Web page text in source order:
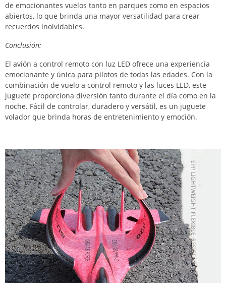
de emocionantes vuelos tanto en parques como en espacios
abiertos, lo que brinda una mayor versatilidad para crear
recuerdos inolvidables.
Conclusión:
El avión a control remoto con luz LED ofrece una experiencia
emocionante y única para pilotos de todas las edades. Con la
combinación de vuelo a control remoto y las luces LED, este
juguete proporciona diversión tanto durante el día como en la
noche. Fácil de controlar, duradero y versátil, es un juguete
volador que brinda horas de entretenimiento y emoción.